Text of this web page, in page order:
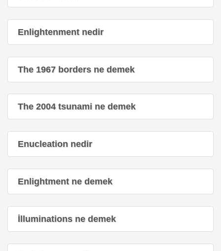
Enlightenment nedir
The 1967 borders ne demek
The 2004 tsunami ne demek
Enucleation nedir
Enlightment ne demek
İlluminations ne demek